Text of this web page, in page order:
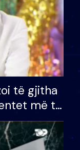
të gjitha
më të
Do më
kur…